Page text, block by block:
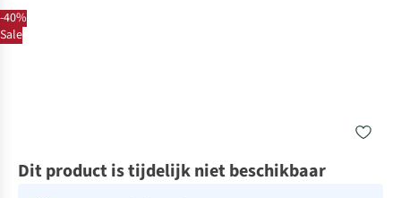
-40%
Sale
Dit product is tijdelijk niet beschikbaar